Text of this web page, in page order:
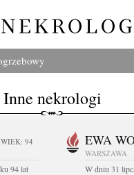
Inne nekrologi
WIEK: 94
94 lat
EWA
WARSZAWA
W dniu 31